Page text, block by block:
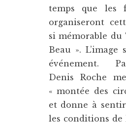
temps que les
organiseront
si mémorable du
Beau ».
événement.
Denis Roche
« montée des
et donne à
les conditions de